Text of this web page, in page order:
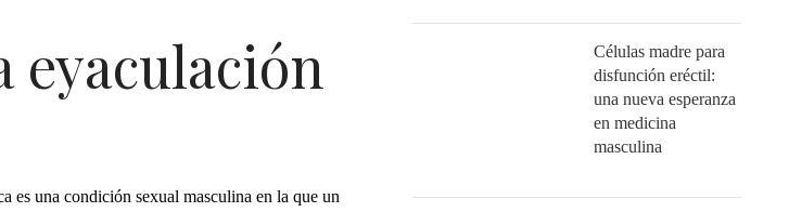
eyaculación
es una condición sexual masculina en la que un
Células madre para
disfunción eréctil:
una nueva esperanza
en medicina
masculina